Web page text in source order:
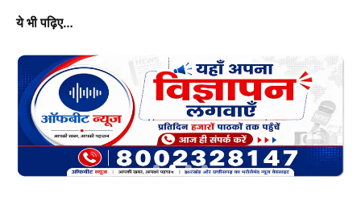
ये भी पढ़िए…